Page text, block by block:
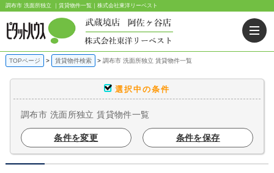
調布市 洗面所独立 ｜賃貸物件一覧｜株式会社東洋リーベスト
TOPページ 賃貸物件検索 調布市 洗面所独立 賃貸物件一覧
選択中の条件
調布市 洗面所独立 賃貸物件一覧
条件を変更 条件を保存